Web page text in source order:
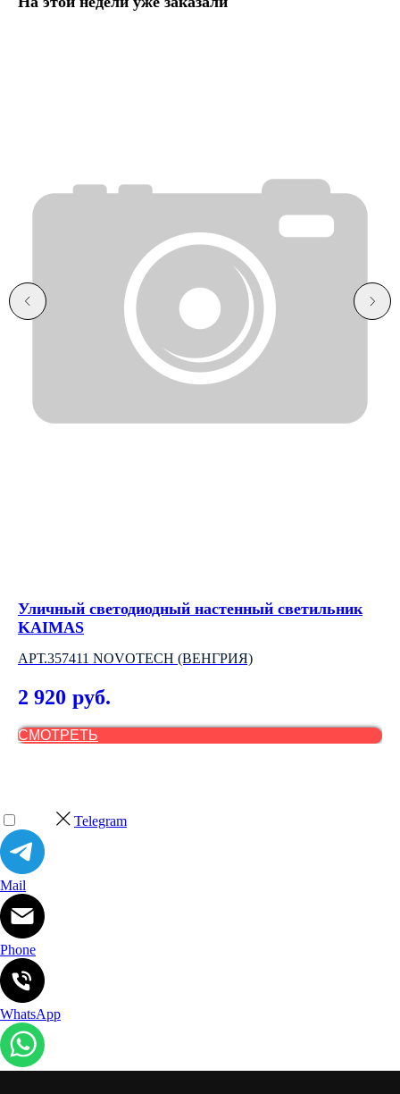
Уличный светодиодный настенный светильник
KAIMAS
АРТ.357411 NOVOTECH (ВЕНГРИЯ)
2 920 руб.
СМОТРЕТЬ
Telegram
Mail
Phone
WhatsApp